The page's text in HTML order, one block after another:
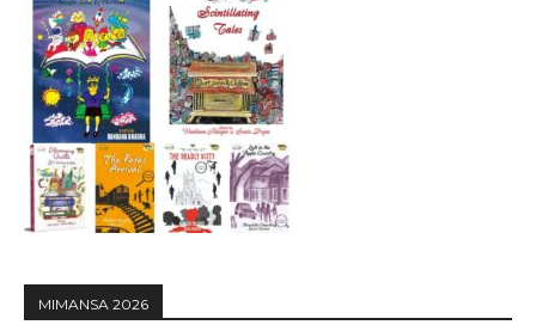
MIMANSA 2026